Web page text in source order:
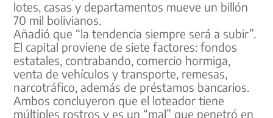
lotes, casas y departamentos mueve un billón
70 mil bolivianos.
Añadió que “la tendencia siempre será a subir”.
El capital proviene de siete factores: fondos
estatales, contrabando, comercio hormiga,
venta de vehículos y transporte, remesas,
narcotráfico, además de préstamos bancarios.
Ambos concluyeron que el loteador tiene
múltiples rostros y es un “mal” que penetró en